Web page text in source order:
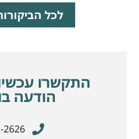
לכל
התקשרו
הודעה
2626